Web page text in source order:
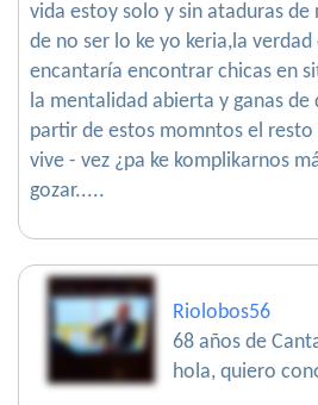
vida estoy solo y sin ataduras de
de no ser lo ke yo keria,la verdad
encantaría encontrar chicas en
la mentalidad abierta y ganas
partir de estos momntos el resto
vive - vez ¿pa ke komplikarnos
gozar.....
Riolobos56
68 años de
hola, quiero